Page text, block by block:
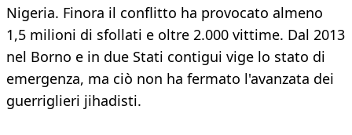
Nigeria. Finora il conflitto ha provocato almeno
1,5 milioni di sfollati e oltre 2.000 vittime. Dal 2013
nel Borno e in due Stati contigui vige lo stato di
emergenza, ma ciò non ha fermato l'avanzata dei
guerriglieri jihadisti.